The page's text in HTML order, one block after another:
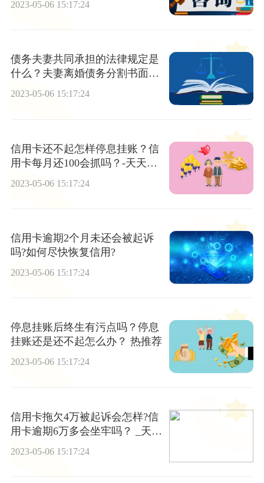
2023-05-06 15:17:24
债务夫妻共同承担的法律规定是
什么？夫妻离婚债务分割书面协
议怎么写？
2023-05-06 15:17:24
信用卡还不起怎样停息挂账？信
用卡每月还100会抓吗？-天天速
2023-05-06 15:17:24
信用卡逾期2个月未还会被起诉
吗?如何尽快恢复信用?
2023-05-06 15:17:24
停息挂账后终生有污点吗？停息
挂账还是还不起怎么办？ 热推荐
2023-05-06 15:17:24
信用卡拖欠4万被起诉会怎样?信
用卡逾期6万多会坐牢吗？ _天天
2023-05-06 15:17:24